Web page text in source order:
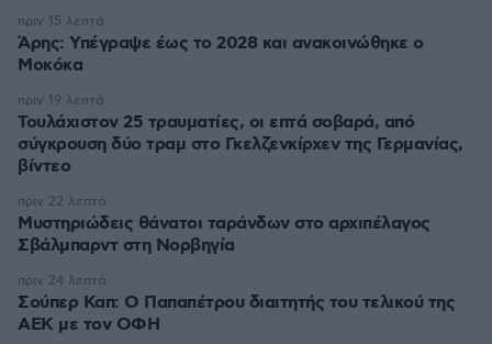
Άρης: Υπέγραψε έως το 2028 και ανακοινώθηκε ο
Μοκόκα
πριν 15 λεπτά
Τουλάχιστον 25 τραυματίες, οι επτά σοβαρά, από
σύγκρουση δύο τραμ στο Γκελζενκίρχεν της Γερμανίας,
βίντεο
πριν 19 λεπτά
Μυστηριώδεις θάνατοι ταράνδων στο αρχιπέλαγος
Σβάλμπαρντ στη Νορβηγία
πριν 22 λεπτά
Σούπερ Καπ: Ο Παπαπέτρου διαιτητής του τελικού της
ΑΕΚ με τον ΟΦΗ
πριν 24 λεπτά